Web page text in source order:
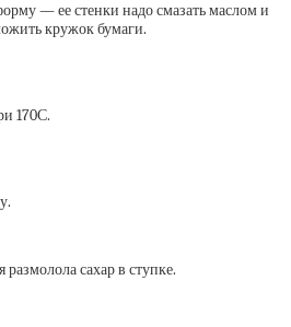
— ее стенки надо смазать маслом и
кружок бумаги.
170С.
сахар в ступке.